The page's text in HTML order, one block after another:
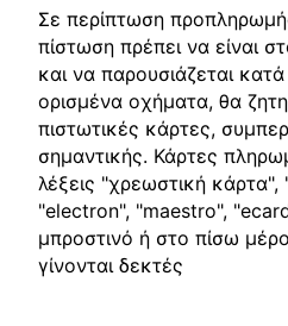
Σε περίπτωση
πίστωση πρέπει να είναι
και να παρουσιάζεται
ορισμένα οχήματα, θα
πιστωτικές κάρτες,
σημαντικής. Κάρτες
λέξεις "χρεωστική
"electron", "maestro",
μπροστινό ή στο πίσω
γίνονται δεκτές